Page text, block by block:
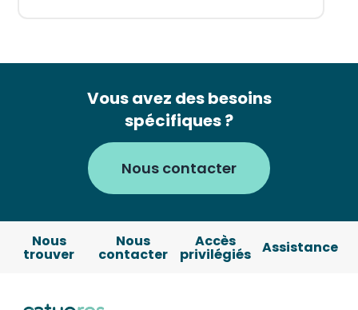
Vous avez des besoins
spécifiques ?
Nous contacter
Nous
trouver
Nous
contacter
Accès
privilégiés Assistance